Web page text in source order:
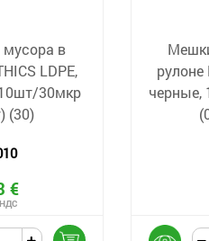
в
LDPE,
30мкр
(30)
€
рулоне